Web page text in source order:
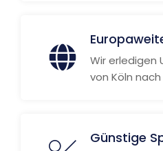
Wir erledigen
von Köln
Günstige